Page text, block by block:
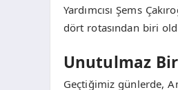
Yardımcısı Şems
dört rotasından biri
Unutulmaz Bir
Geçtiğimiz günlerde,